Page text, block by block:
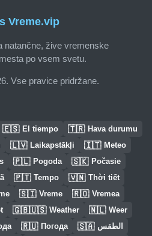
Vreme.vip
natančne, žive vremenske
po vsem svetu.
Vse pravice pridržane.
🇪🇸 El tiempo 🇹🇷 Hava durumu
🇱🇻 Laikapstākļi 🇮🇹 Meteo
🇵🇱 Pogoda 🇸🇰 Počasie
🇵🇹 Tempo 🇻🇳 Thời tiết
🇸🇮 Vreme 🇷🇴 Vremea
🇬🇧🇺🇸 Weather 🇳🇱 Weer
🇷🇺 Погода 🇸🇦 الطقس